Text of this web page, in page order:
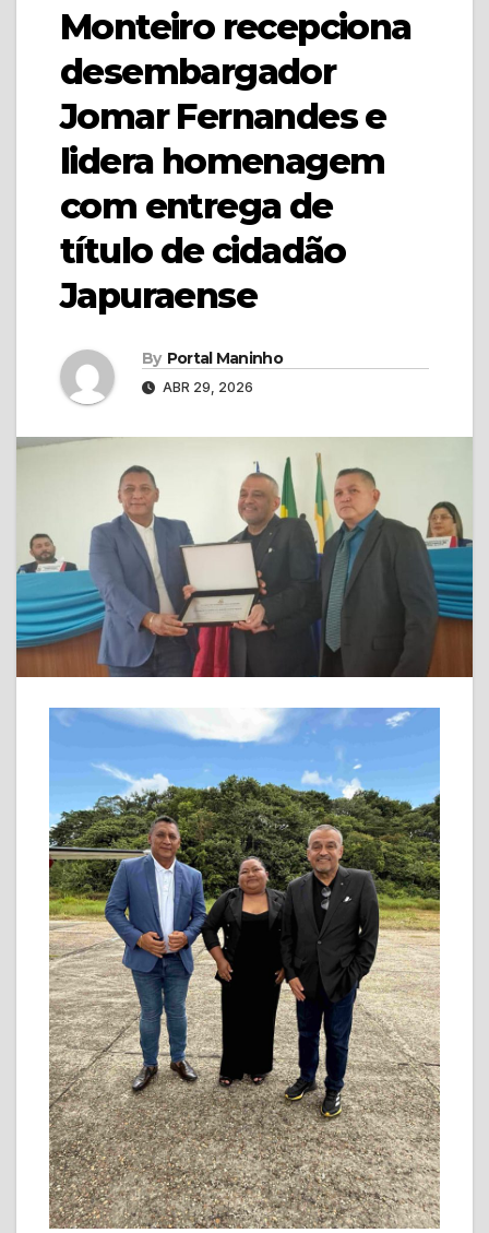
Monteiro recepciona
desembargador
Jomar Fernandes e
lidera homenagem
com entrega de
título de cidadão
Japuraense
By Portal Maninho
ABR 29, 2026